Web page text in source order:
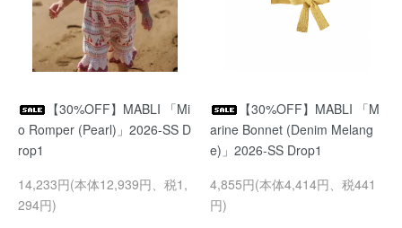
【30%OFF】MABLI 「Mi
o Romper (Pearl)」2026-SS D
rop1
14,233円(本体12,939円、税1,
294円)
【30%OFF】MABLI 「M
arine Bonnet (Denim Melang
e)」2026-SS Drop1
4,855円(本体4,414円、税441
円)